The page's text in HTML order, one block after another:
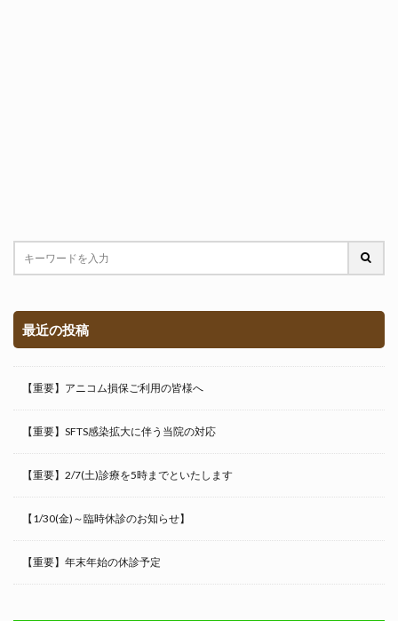
最近の投稿
【重要】アニコム損保ご利用の皆様へ
【重要】SFTS感染拡大に伴う当院の対応
【重要】2/7(土)診療を5時までといたします
【1/30(金)～臨時休診のお知らせ】
【重要】年末年始の休診予定